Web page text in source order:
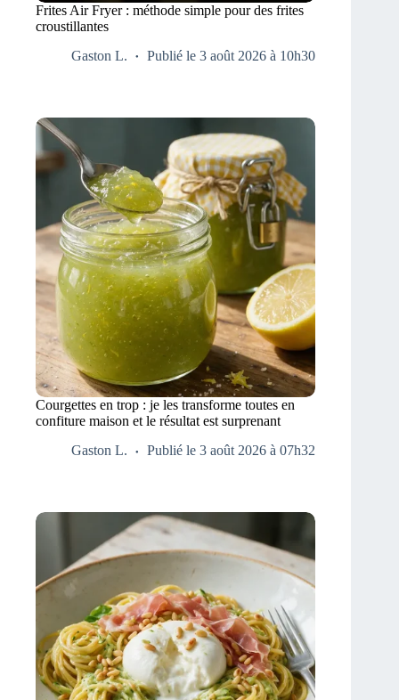
Frites Air Fryer : méthode simple pour des frites
croustillantes
Gaston L.
Publié le 3 août 2026 à 10h30
Courgettes en trop : je les transforme toutes en
confiture maison et le résultat est surprenant
Gaston L.
Publié le 3 août 2026 à 07h32